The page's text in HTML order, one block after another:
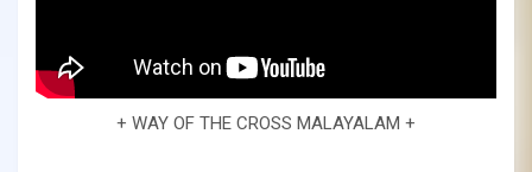
+ WAY OF THE CROSS MALAYALAM +